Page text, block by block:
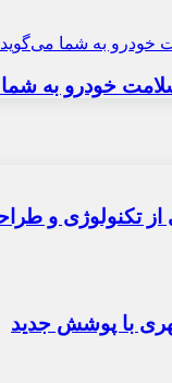
خودرو به
تکنولوژی و